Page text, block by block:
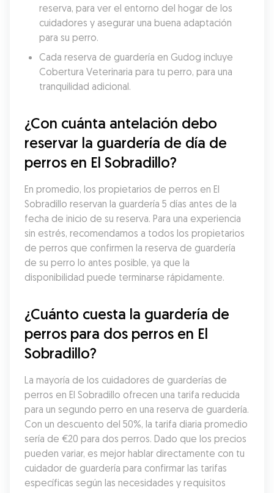
reserva, para ver el entorno del hogar de los
cuidadores y asegurar una buena adaptación
para su perro.
Cada reserva de guardería en Gudog incluye
Cobertura Veterinaria para tu perro, para una
tranquilidad adicional.
¿Con cuánta antelación debo
reservar la guardería de día de
perros en El Sobradillo?
En promedio, los propietarios de perros en El
Sobradillo reservan la guardería 5 días antes de la
fecha de inicio de su reserva. Para una experiencia
sin estrés, recomendamos a todos los propietarios
de perros que confirmen la reserva de guardería
de su perro lo antes posible, ya que la
disponibilidad puede terminarse rápidamente.
¿Cuánto cuesta la guardería de
perros para dos perros en El
Sobradillo?
La mayoría de los cuidadores de guarderías de
perros en El Sobradillo ofrecen una tarifa reducida
para un segundo perro en una reserva de guardería.
Con un descuento del 50%, la tarifa diaria promedio
sería de €20 para dos perros. Dado que los precios
pueden variar, es mejor hablar directamente con tu
cuidador de guardería para confirmar las tarifas
específicas según las necesidades y requisitos